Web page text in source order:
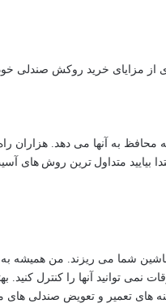
از مزایای خرید روکش صندلی
به آنها می دهد. هزاران راه
بیایید متداول ترین روش های
شما می ریزند. من همیشه به
نمی توانید آنها را کنترل کنید.
تعمیر و تعویض صندلی های